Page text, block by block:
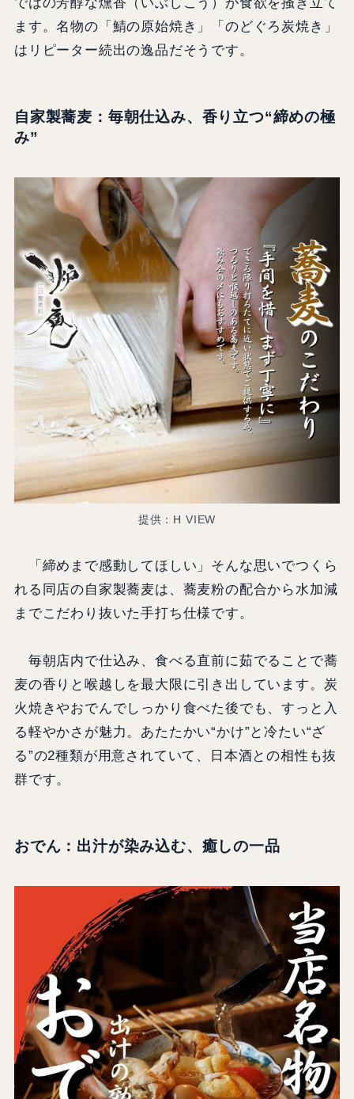
ます。名物の「鯖の原始焼き」「のどぐろ炭焼き」
はリピーター続出の逸品だそうです。
自家製蕎麦：毎朝仕込み、香り立つ“締めの極
み”
提供：H VIEW
「締めまで感動してほしい」そんな思いでつくら
れる同店の自家製蕎麦は、蕎麦粉の配合から水加減
までこだわり抜いた手打ち仕様です。
毎朝店内で仕込み、食べる直前に茹でることで蕎
麦の香りと喉越しを最大限に引き出しています。炭
火焼きやおでんでしっかり食べた後でも、すっと入
る軽やかさが魅力。あたたかい“かけ”と冷たい“ざ
る”の2種類が用意されていて、日本酒との相性も抜
群です。
おでん：出汁が染み込む、癒しの一品